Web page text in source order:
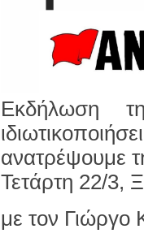
Εκδήλωση
ανατρέψουμε
Τετάρτη 22/3,
με τον Γιώργο